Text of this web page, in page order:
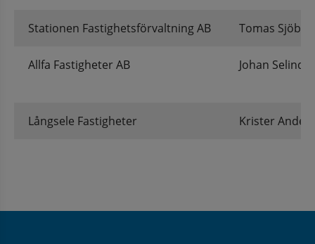
Stationen Fastighetsförvaltning AB Tomas
Allfa Fastigheter AB Johan Selinder
Långsele Fastigheter Krister